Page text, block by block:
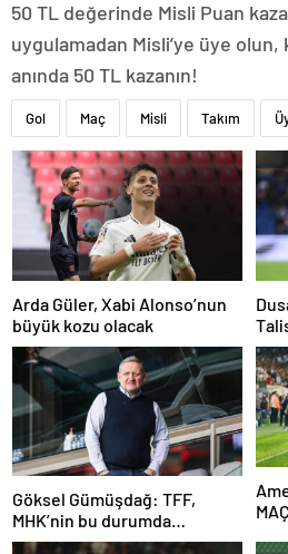
50 TL değerinde Misli Puan
uygulamadan Misli’ye üye olun,
anında 50 TL kazanın!
Gol Maç Misli Takım
Arda Güler, Xabi Alonso’nun
büyük kozu olacak
Göksel Gümüşdağ: TFF,
MHK’nin bu durumda
olmasının sorumlusudur